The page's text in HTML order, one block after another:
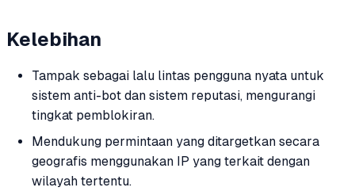
Kelebihan
Tampak sebagai lalu lintas pengguna nyata untuk
sistem anti-bot dan sistem reputasi, mengurangi
tingkat pemblokiran.
Mendukung permintaan yang ditargetkan secara
geografis menggunakan IP yang terkait dengan
wilayah tertentu.